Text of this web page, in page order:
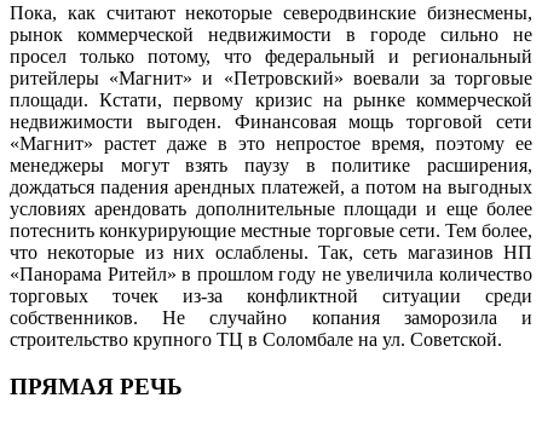
Пока, как считают некоторые северодвинские бизнесмены,
рынок коммерческой недвижимости в городе сильно не
просел только потому, что федеральный и региональный
ритейлеры «Магнит» и «Петровский» воевали за торговые
площади. Кстати, первому кризис на рынке коммерческой
недвижимости выгоден. Финансовая мощь торговой сети
«Магнит» растет даже в это непростое время, поэтому ее
менеджеры могут взять паузу в политике расширения,
дождаться падения арендных платежей, а потом на выгодных
условиях арендовать дополнительные площади и еще более
потеснить конкурирующие местные торговые сети. Тем более,
что некоторые из них ослаблены. Так, сеть магазинов НП
«Панорама Ритейл» в прошлом году не увеличила количество
торговых точек из-за конфликтной ситуации среди
собственников. Не случайно копания заморозила и
строительство крупного ТЦ в Соломбале на ул. Советской.
ПРЯМАЯ РЕЧЬ